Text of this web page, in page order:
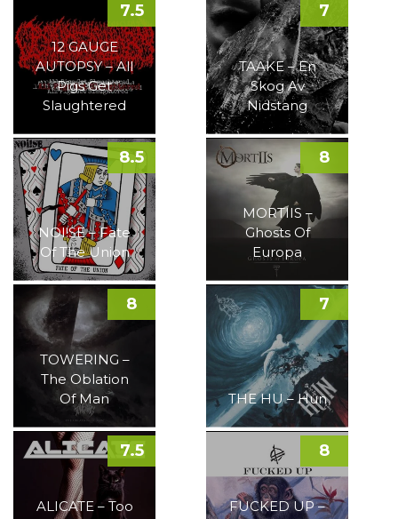
12 GAUGE
AUTOPSY – All
Pigs Get
Slaughtered
7.5
TAAKE – En
Skog Av
Nidstang
7
NOI!SE – Fate
Of The Union
8.5
MORTIIS –
Ghosts Of
Europa
8
TOWERING –
The Oblation
Of Man
8
THE HU – Hun
7
ALICATE – Too
7.5
FUCKED UP –
8